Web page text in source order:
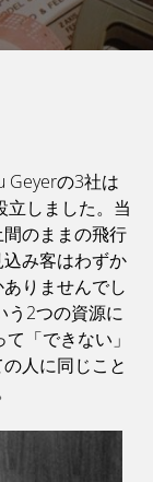
Geyerの3社は
立しました。当
のままの飛行
み客はわずか
りませんでし
う2つの資源に
「できない」
人に同じこと